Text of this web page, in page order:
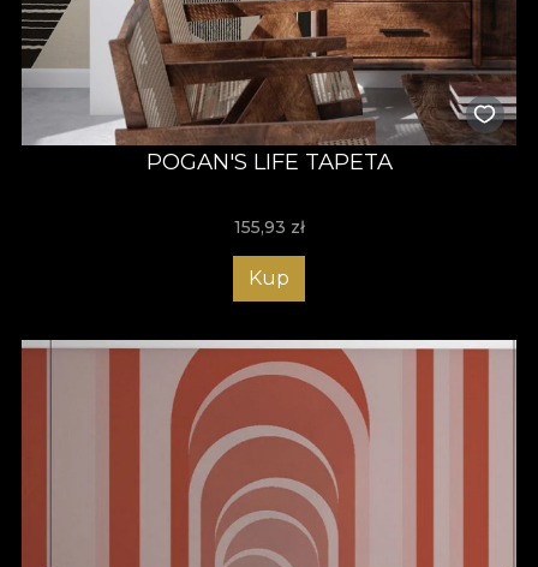
POGAN'S LIFE TAPETA
155,93 zł
Kup